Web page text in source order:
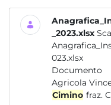
_2023.xlsx
023.xlsx
Documento
Agricola
Cimino fraz.